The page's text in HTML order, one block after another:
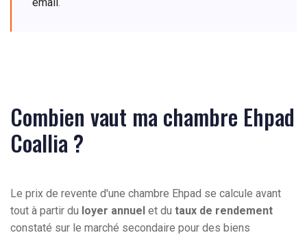
Combien vaut ma chambre Ehpad
Coallia ?
Le prix de revente d'une chambre Ehpad se calcule avant
tout à partir du loyer annuel et du taux de rendement
constaté sur le marché secondaire pour des biens